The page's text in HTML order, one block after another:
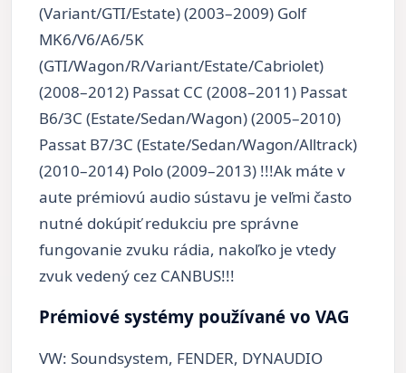
(Variant/GTI/Estate) (2003–2009) Golf
MK6/V6/A6/5K
(GTI/Wagon/R/Variant/Estate/Cabriolet)
(2008–2012) Passat CC (2008–2011) Passat
B6/3C (Estate/Sedan/Wagon) (2005–2010)
Passat B7/3C (Estate/Sedan/Wagon/Alltrack)
(2010–2014) Polo (2009–2013) !!!Ak máte v
aute prémiovú audio sústavu je veľmi často
nutné dokúpiť redukciu pre správne
fungovanie zvuku rádia, nakoľko je vtedy
zvuk vedený cez CANBUS!!!
Prémiové systémy používané vo VAG
VW: Soundsystem, FENDER, DYNAUDIO